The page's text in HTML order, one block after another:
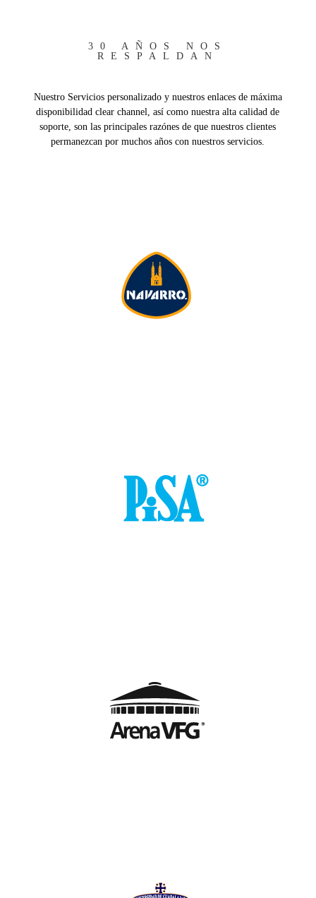
30 AÑOS NOS
RESPALDAN
Nuestro Servicios personalizado y nuestros enlaces de máxima
disponibilidad clear channel, así como nuestra alta calidad de
soporte, son las principales razónes de que nuestros clientes
permanezcan por muchos años con nuestros servicios.